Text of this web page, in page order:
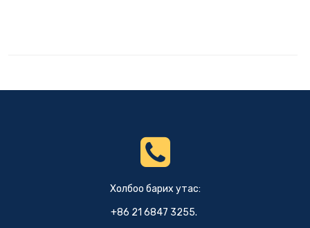
Холбоо барих утас:
+86 21 6847 3255.